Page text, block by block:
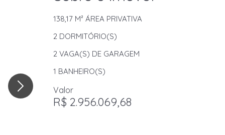
138,17 M² ÁREA PRIVATIVA
2 DORMITÓRIO(S)
2 VAGA(S) DE GARAGEM
1 BANHEIRO(S)
Valor
R$ 2.956.069,68